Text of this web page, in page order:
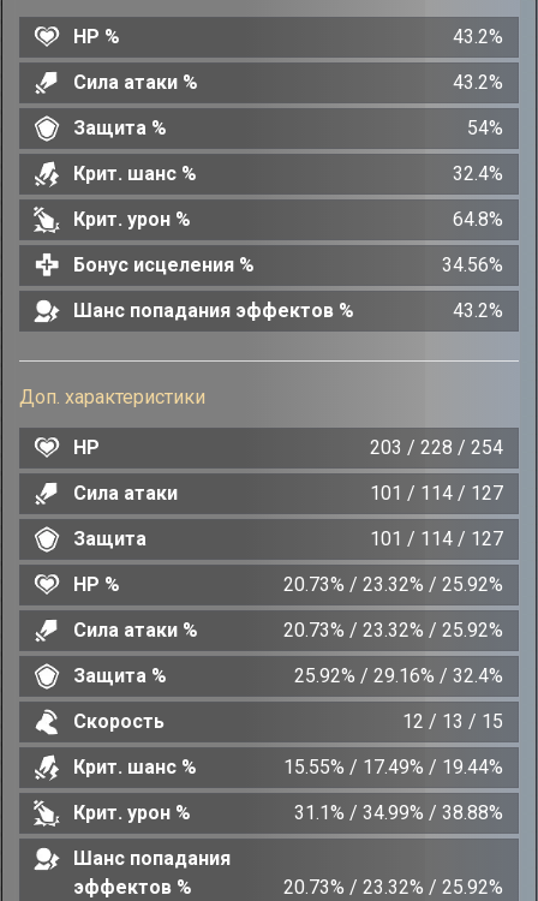
HP %
43.2%
Сила атаки %
43.2%
Защита %
54%
Крит. шанс %
32.4%
Крит. урон %
64.8%
Бонус исцеления %
34.56%
Шанс попадания эффектов %
43.2%
Доп. характеристики
HP
203 / 228 / 254
Сила атаки
101 / 114 / 127
Защита
101 / 114 / 127
HP %
20.73% / 23.32% / 25.92%
Сила атаки %
20.73% / 23.32% / 25.92%
Защита %
25.92% / 29.16% / 32.4%
Скорость
12 / 13 / 15
Крит. шанс %
15.55% / 17.49% / 19.44%
Крит. урон %
31.1% / 34.99% / 38.88%
Шанс попадания
эффектов %
20.73% / 23.32% / 25.92%